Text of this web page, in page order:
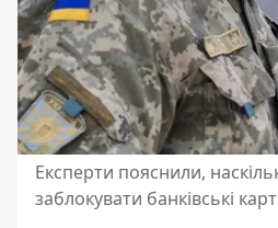
Експерти пояснили,
заблокувати банківські